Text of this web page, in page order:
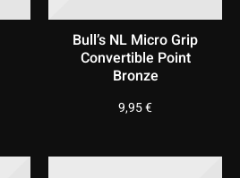
Bull’s NL Micro Grip
Convertible Point
Bronze
9,95€